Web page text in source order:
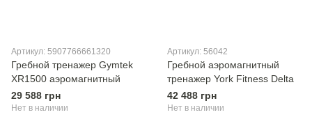
Артикул: 5907766661320
Гребной тренажер Gymtek
XR1500 аэромагнитный
29 588 грн
Нет в наличии
Артикул: 56042
Гребной аэромагнитный
тренажер York Fitness Delta
42 488 грн
Нет в наличии